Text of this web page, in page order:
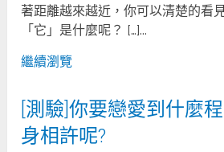
著距離越來越近，你可以清楚的看
「它」是什麼呢？ […]...
繼續瀏覽
[測驗]你要戀愛到什麼
身相許呢?